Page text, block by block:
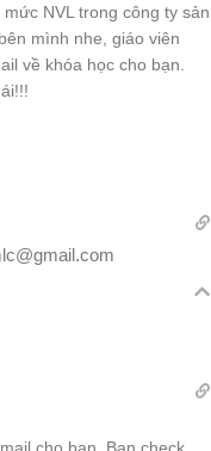
NVL trong công ty sản
mình nhe, giáo viên
về khóa học cho bạn.